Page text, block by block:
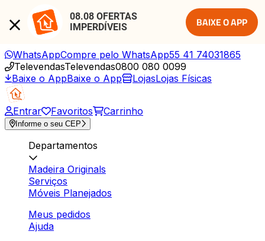
08.08 OFERTAS
IMPERDÍVEIS
BAIXE O APP
WhatsAppCompre pelo WhatsApp55 41 74031865
TelevendasTelevendas0800 080 0099
Baixe o AppBaixe o App LojasLojas Físicas
Entrar Favoritos Carrinho
Informe o seu CEP
Departamentos
Madeira Originals
Serviços
Móveis Planejados
Meus pedidos
Ajuda